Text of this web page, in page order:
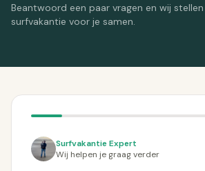
Beantwoord een paar vragen en wij
surfvakantie voor je samen.
Surfvakantie Expert
Wij helpen je graag verder